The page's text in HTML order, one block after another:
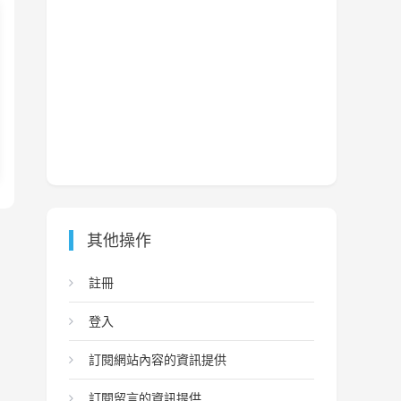
其他操作
註冊
登入
訂閱網站內容的資訊提供